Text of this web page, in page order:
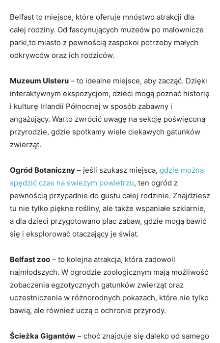
Belfast to miejsce, które oferuje mnóstwo atrakcji dla
całej rodziny. Od fascynujących muzeów po malownicze
parki,to miasto z pewnością zaspokoi potrzeby małych
odkrywców oraz ich rodziców.
Muzeum Ulsteru – to idealne miejsce, aby zacząć. Dzięki
interaktywnym ekspozycjom, dzieci mogą poznać historię
i kulturę Irlandii Północnej w sposób zabawny i
angażujący. Warto zwrócić uwagę na sekcję poświęconą
przyrodzie, gdzie spotkamy wiele ciekawych gatunków
zwierząt.
Ogród Botaniczny – jeśli szukasz miejsca, gdzie można
spędzić czas na świeżym powietrzu, ten ogród z
pewnością przypadnie do gustu całej rodzinie. Znajdziesz
tu nie tylko piękne rośliny, ale także wspaniałe szklarnie,
a dla dzieci przygotowano plac zabaw, gdzie mogą bawić
się i eksplorować otaczający je świat.
Belfast zoo – to kolejna atrakcja, która zadowoli
najmłodszych. W ogrodzie zoologicznym mają możliwość
zobaczenia egzotycznych gatunków zwierząt oraz
uczestniczenia w różnorodnych pokazach, które nie tylko
bawią, ale również uczą o ochronie przyrody.
Ścieżka Gigantów – choć znajduje się daleko od samego